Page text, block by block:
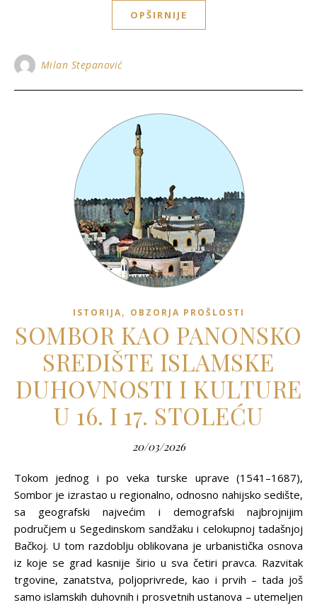
OPŠIRNIJE
Milan Stepanović
ISTORIJA, OBZORJA PROŠLOSTI
SOMBOR KAO PANONSKO
SREDIŠTE ISLAMSKE
DUHOVNOSTI I KULTURE
U 16. I 17. STOLEĆU
20/03/2026
Tokom jednog i po veka turske uprave (1541–1687),
Sombor je izrastao u regionalno, odnosno nahijsko sedište,
sa geografski najvećim i demografski najbrojnijim
područjem u Segedinskom sandžaku i celokupnoj tadašnjoj
Bačkoj. U tom razdoblju oblikovana je urbanistička osnova
iz koje se grad kasnije širio u sva četiri pravca. Razvitak
trgovine, zanatstva, polјoprivrede, kao i prvih – tada još
samo islamskih duhovnih i prosvetnih ustanova – utemelјen